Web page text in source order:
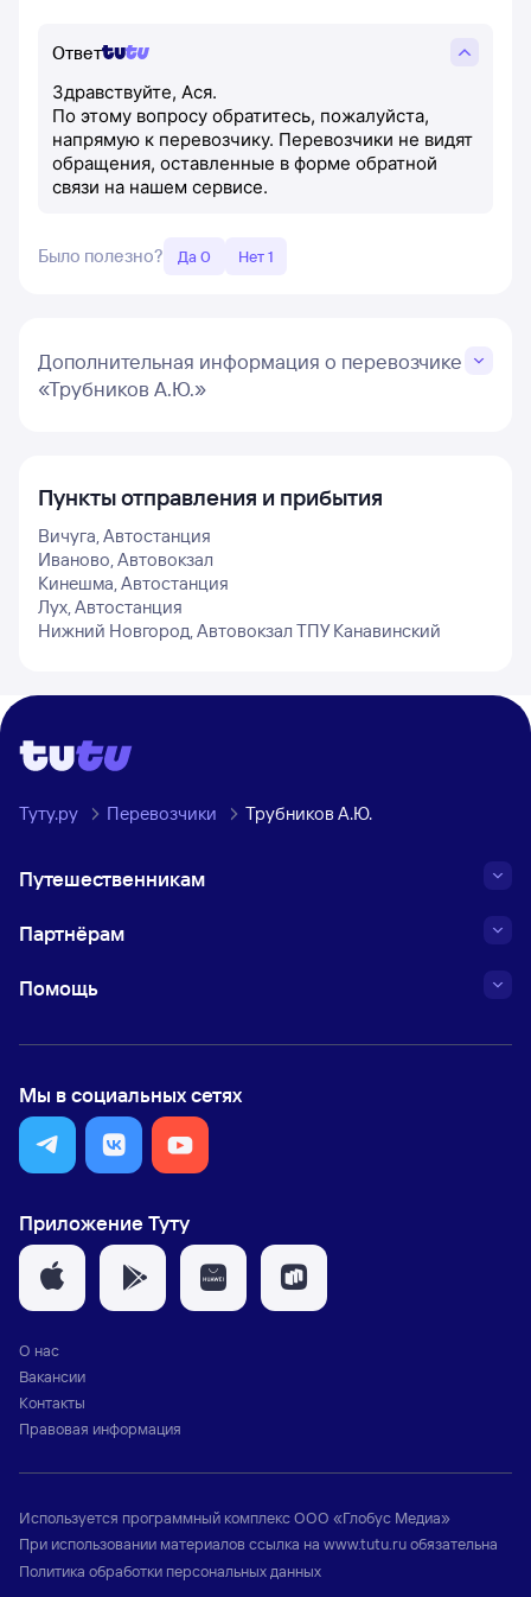
Ответ
Здравствуйте, Ася.
По этому вопросу обратитесь, пожалуйста,
напрямую к перевозчику. Перевозчики не видят
обращения, оставленные в форме обратной
связи на нашем сервисе.
Было полезно? Да 0 Нет 1
Дополнительная информация о перевозчике
«Трубников А.Ю.»
Пункты отправления и прибытия
Вичуга, Автостанция
Иваново, Автовокзал
Кинешма, Автостанция
Лух, Автостанция
Нижний Новгород, Автовокзал ТПУ Канавинский
Туту.ру Перевозчики Трубников А.Ю.
Путешественникам
Партнёрам
Помощь
Мы в социальных сетях
Приложение Туту
О нас
Вакансии
Контакты
Правовая информация
Используется программный комплексООО «Глобус Медиа»
При использовании материалов ссылка на www.tutu.ruобязательна
Политика обработки персональных данных